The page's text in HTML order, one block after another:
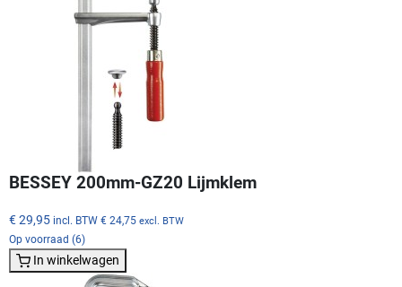
BESSEY 200mm-GZ20 Lijmklem
€ 29,95 incl. BTW € 24,75 excl. BTW
Op voorraad (6)
In winkelwagen